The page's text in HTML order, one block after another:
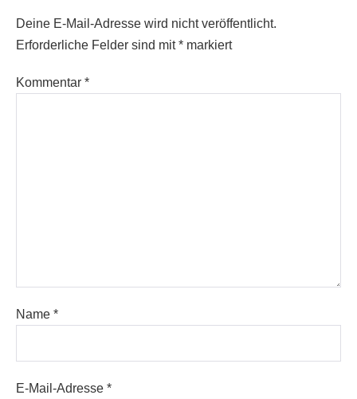
Deine E-Mail-Adresse wird nicht veröffentlicht.
Erforderliche Felder sind mit* markiert
Kommentar *
Name *
E-Mail-Adresse *